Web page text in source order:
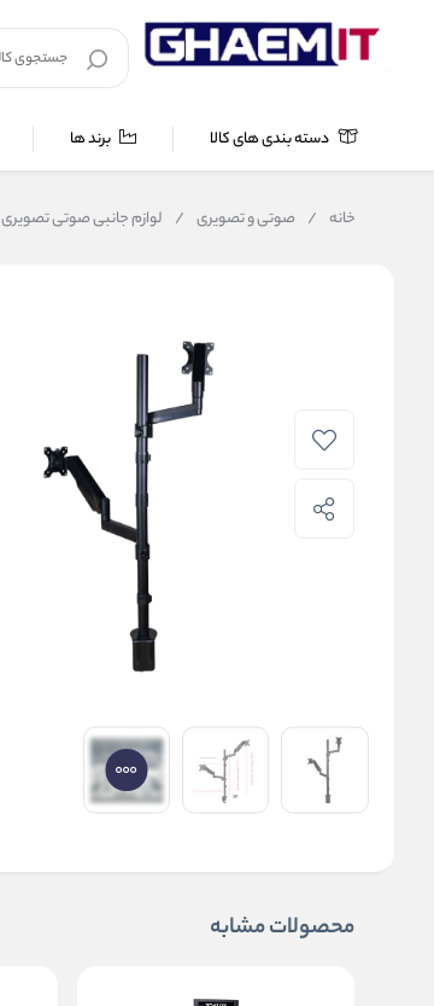
دسته بندی های کالا برند ها
خانه / صوتی و تصویری / لوازم جانبی صوتی تصویری
محصولات مشابه